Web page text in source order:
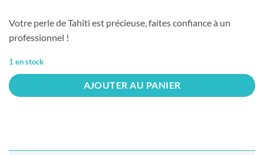
Votre perle de Tahiti est précieuse, faites confiance à un
professionnel !
1 en stock
AJOUTER AU PANIER